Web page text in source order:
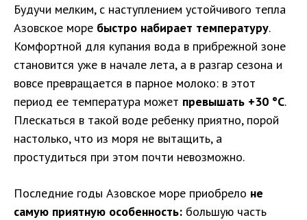
Будучи мелким, с наступлением устойчивого тепла
Азовское море быстро набирает температуру.
Комфортной для купания вода в прибрежной зоне
становится уже в начале лета, а в разгар сезона и
вовсе превращается в парное молоко: в этот
период ее температура может превышать +30 °С.
Плескаться в такой воде ребенку приятно, порой
настолько, что из моря не вытащить, а
простудиться при этом почти невозможно.
Последние годы Азовское море приобрело не
самую приятную особенность: большую часть